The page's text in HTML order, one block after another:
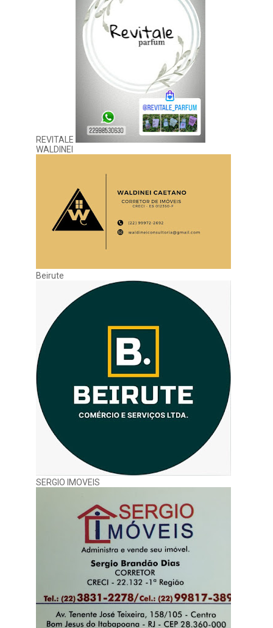
REVITALE
WALDINEI
Beirute
SERGIO IMOVEIS